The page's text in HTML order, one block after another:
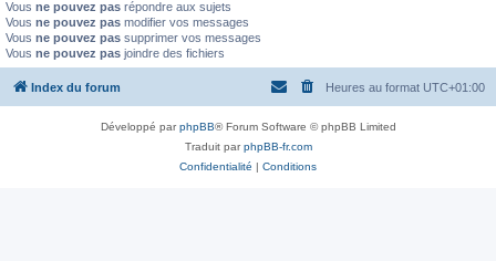
Vous ne pouvez pas répondre aux sujets
Vous ne pouvez pas modifier vos messages
Vous ne pouvez pas supprimer vos messages
Vous ne pouvez pas joindre des fichiers
Index du forum Heures au format UTC+01:00
Développé parphpBB® Forum Software © phpBB Limited
Traduit parphpBB-fr.com
Confidentialité | Conditions